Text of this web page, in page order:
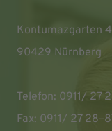
Kontumazgarten
90429 Nürnberg
Telefon: 0911/ 27
Fax: 0911/ 27